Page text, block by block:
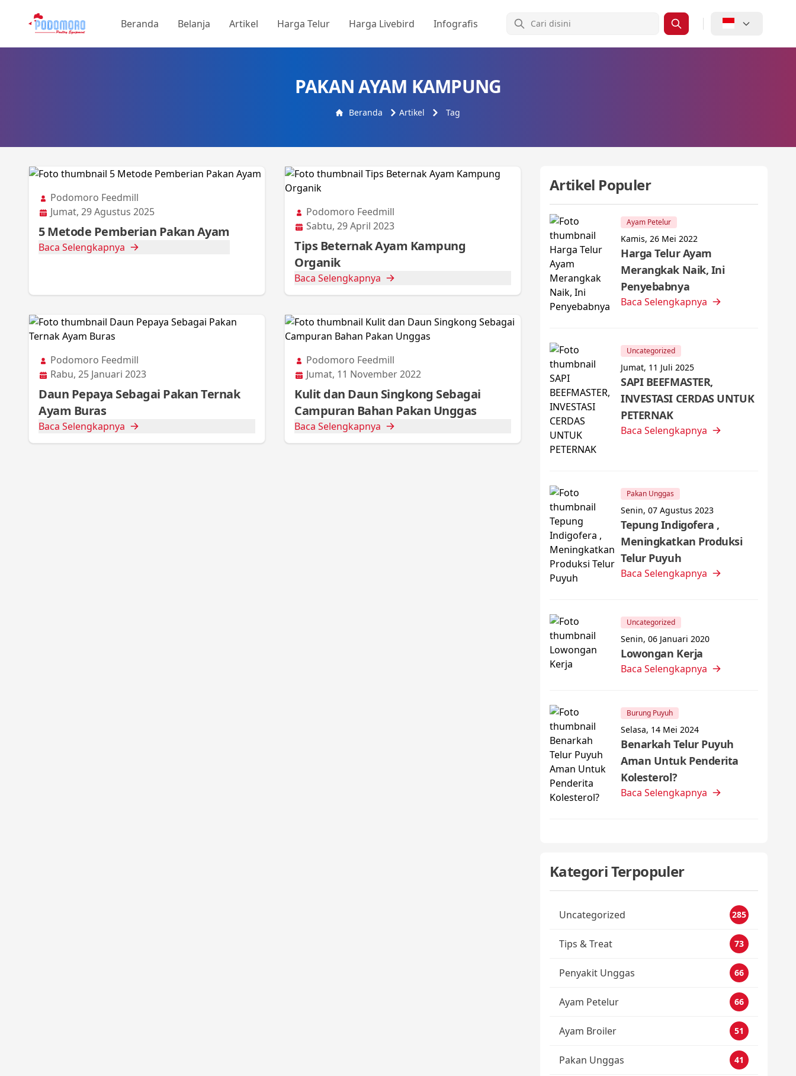
Cari
Beranda Belanja Artikel Harga Telur Harga Livebird Infografis
PAKAN AYAM KAMPUNG
Beranda Artikel Tag
Podomoro Feedmill
Jumat, 29 Agustus 2025
5 Metode Pemberian Pakan Ayam
Baca Selengkapnya
Podomoro Feedmill
Sabtu, 29 April 2023
Tips Beternak Ayam Kampung
Organik
Baca Selengkapnya
Podomoro Feedmill
Rabu, 25 Januari 2023
Daun Pepaya Sebagai Pakan Ternak
Ayam Buras
Baca Selengkapnya
Podomoro Feedmill
Jumat, 11 November 2022
Kulit dan Daun Singkong Sebagai
Campuran Bahan Pakan Unggas
Baca Selengkapnya
Artikel Populer
Ayam Petelur
Kamis, 26 Mei 2022
Harga Telur Ayam
Merangkak Naik, Ini
Penyebabnya
Baca Selengkapnya
Uncategorized
Jumat, 11 Juli 2025
SAPI BEEFMASTER,
INVESTASI CERDAS UNTUK
PETERNAK
Baca Selengkapnya
Pakan Unggas
Senin, 07 Agustus 2023
Tepung Indigofera ,
Meningkatkan Produksi
Telur Puyuh
Baca Selengkapnya
Uncategorized
Senin, 06 Januari 2020
Lowongan Kerja
Baca Selengkapnya
Burung Puyuh
Selasa, 14 Mei 2024
Benarkah Telur Puyuh
Aman Untuk Penderita
Kolesterol?
Baca Selengkapnya
Kategori Terpopuler
Uncategorized 285
Tips & Treat 73
Penyakit Unggas 66
Ayam Petelur 66
Ayam Broiler 51
Pakan Unggas 41